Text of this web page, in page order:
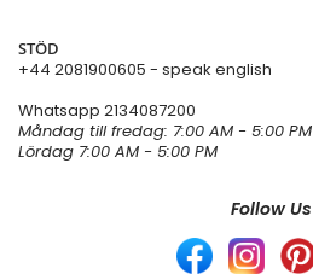
STÖD
+44 2081900605 - speak english
Whatsapp 2134087200
Måndag till fredag: 7:00 AM - 5:00 PM
Lördag 7:00 AM - 5:00 PM
Follow Us